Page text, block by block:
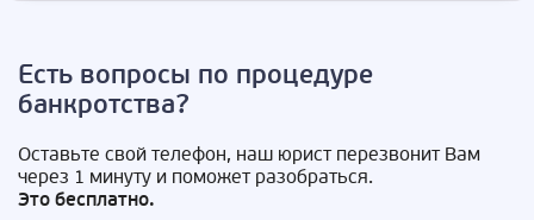
Есть вопросы по процедуре
банкротства?
Оставьте свой телефон, наш юрист перезвонит Вам
через 1 минуту и поможет разобраться.
Это бесплатно.